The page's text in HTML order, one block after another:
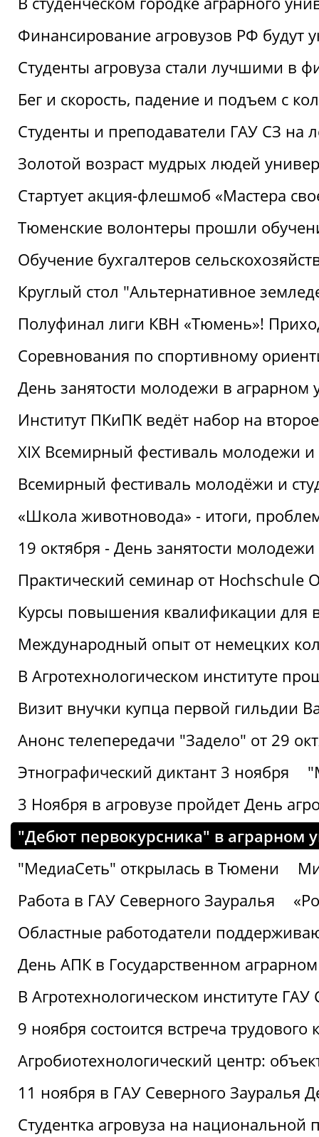
Финансирование агровузов РФ будут
Студенты агровуза стали лучшими в
Бег и скорость, падение и подъем с
Студенты и преподаватели ГАУ СЗ
Золотой возраст мудрых людей
Стартует акция-флешмоб «Мастера
Тюменские волонтеры прошли
Обучение бухгалтеров
Круглый стол "Альтернативное
Полуфинал лиги КВН «Тюмень»!
Соревнования по спортивному
День занятости молодежи в аграрном
Институт ПКиПК ведёт набор на
XIX Всемирный фестиваль молодежи
Всемирный фестиваль молодёжи и
«Школа животновода» - итоги,
19 октября - День занятости молодежи
Практический семинар от Hochschule
Курсы повышения квалификации для
Международный опыт от немецких
В Агротехнологическом институте
Визит внучки купца первой гильдии
Анонс телепередачи "Задело" от 29
Этнографический диктант 3 ноября
3 Ноября в агровузе пройдет День
"Дебют первокурсника" в аграрном
"МедиаСеть" открылась в Тюмени
Работа в ГАУ Северного Зауралья
Областные работодатели
День АПК в Государственном
В Агротехнологическом институте
9 ноября состоится встреча трудового
Агробиотехнологический центр:
11 ноября в ГАУ Северного Зауралья
Студентка агровуза на национальной